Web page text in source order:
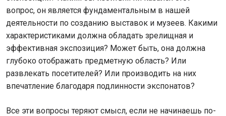
вопрос, он является фундаментальным в нашей
деятельности по созданию выставок и музеев. Какими
характеристиками должна обладать зрелищная и
эффективная экспозиция? Может быть, она должна
глубоко отображать предметную область? Или
развлекать посетителей? Или производить на них
впечатление благодаря подлинности экспонатов?
Все эти вопросы теряют смысл, если не начинаешь по-